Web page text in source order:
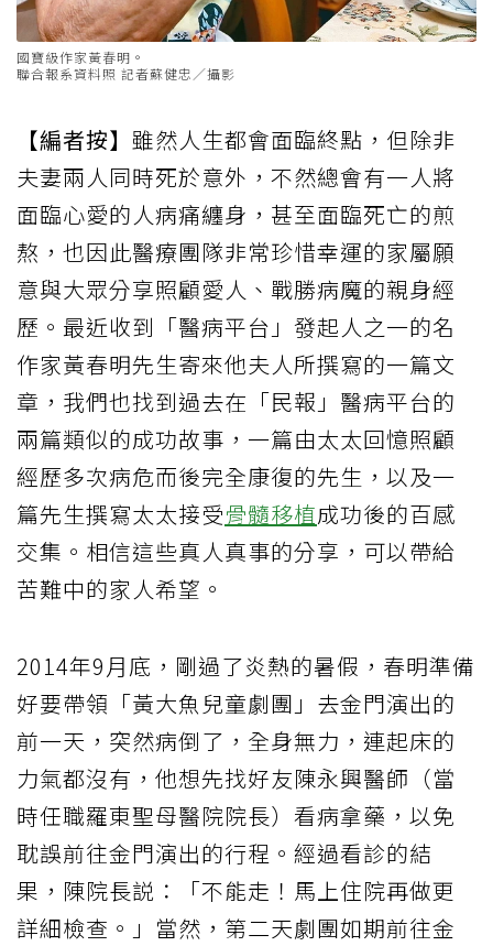
國寶級作家黃春明。
聯合報系資料照 記者蘇健忠／攝影
【編者按】 雖然人生都會面臨終點，但除非
夫妻兩人同時死於意外，不然總會有一人將
面臨心愛的人病痛纏身，甚至面臨死亡的煎
熬，也因此醫療團隊非常珍惜幸運的家屬願
意與大眾分享照顧愛人、戰勝病魔的親身經
歷。最近收到「醫病平台」發起人之一的名
作家黃春明先生寄來他夫人所撰寫的一篇文
章，我們也找到過去在「民報」醫病平台的
兩篇類似的成功故事，一篇由太太回憶照顧
經歷多次病危而後完全康復的先生，以及一
篇先生撰寫太太接受骨髓移植成功後的百感
交集。相信這些真人真事的分享，可以帶給
苦難中的家人希望。
2014年9月底，剛過了炎熱的暑假，春明準備
好要帶領「黃大魚兒童劇團」去金門演出的
前一天，突然病倒了，全身無力，連起床的
力氣都沒有，他想先找好友陳永興醫師（當
時任職羅東聖母醫院院長）看病拿藥，以免
耽誤前往金門演出的行程。經過看診的結
果，陳院長説：「不能走！馬上住院再做更
詳細檢查。」當然，第二天劇團如期前往金